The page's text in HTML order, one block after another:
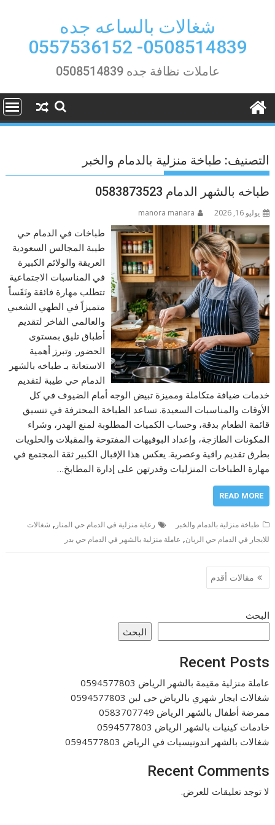
شغالات بالساعه جده
0508514839- 0557536152
عاملات نظافة جده 0508514839
التصنيف: طباخة منزلية بالدمام والخبر
طباخه بالشهر الدمام 0583873523
يوليو 16, 2026 manora manara
طباخات في الدمام حي
طيبة المجالس السعودية
العريقة والولائم الكبيرة
في المناسبات الاجتماعية
تتطلب مهارة فائقة ونَفَساً
متميزاً في الطهي الشعبي
والعالمي الفاخر لتقديم
أطباق تليق بمستوى
الحضور. وتبرز أهمية
الاستعانة بـ طباخه بالشهر
الدمام حي طيبة لتقديم
خدمات ضيافة متكاملة ومميزة تبيض الوجه أمام الضيوف في كل
الأوقات والمناسبات السعيدة. تساعد الطباخة المحترفة في تنسيق
قائمة الطعام بدقة، وحساب الكميات المطلوبة لمنع الهدر، وشراء
المكونات الطازجة، وإعداد البوفيهات المفتوحة والمقبلات والحلويات
بطرق تقديم راقية وعصرية. يعكس هذا الإقبال الكبير ثقة المجتمع في
مهارة الطباخات المنزليات وقدرتهن على إدارة المطابخ…
READ MORE
طباخة منزلية بالدمام والخبر رعاية منزلية في الدمام حي المنار , شغالات
للايجار في الدمام حي الريان, عاملة منزلية بالشهر في الدمام حي بدر
تصفّح
المقالات
مقالات أقدم
البحث
البحث
Recent Posts
عاملة منزلية مقيمة بالشهر الرياض 0594577803
شغالات ايجار شهري بالرياض حى لبن 0594577803
ممرضة أطفال بالشهر الرياض 0583707749
خادمات كينيات بالشهر الرياض 0594577803
شغالات بالشهر اندونيسيات في الرياض 0594577803
Recent Comments
لا توجد تعليقات للعرض.